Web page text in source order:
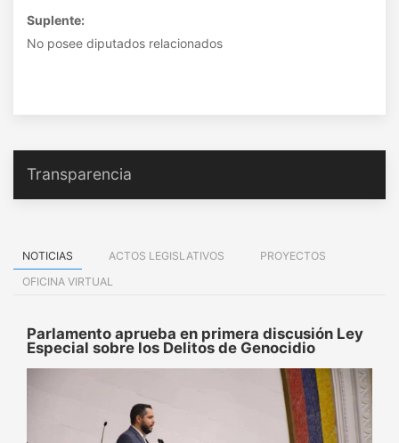
Suplente:
No posee diputados relacionados
Transparencia
NOTICIAS ACTOS LEGISLATIVOS
PROYECTOS
OFICINA VIRTUAL
Parlamento aprueba en primera discusión Ley
Especial sobre los Delitos de Genocidio